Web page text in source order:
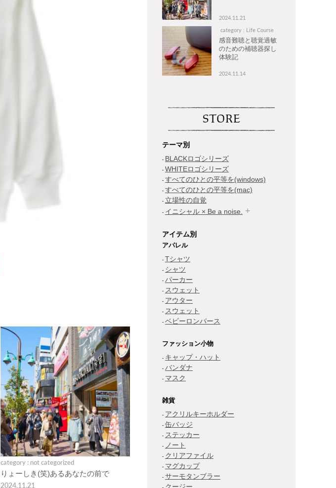
category : not categorized
りょーしき(笑)あるあなたの前で
2024.11.21
2024.11.21
category : Life Course
感音難聴と聴覚過敏
のための補聴器探し
体験記
2024.11.14
STORE
テーマ別
BLACKロゴシリーズ
WHITEロゴシリーズ
すべてのひとの平等を(windows)
すべてのひとの平等を(mac)
立場性の自覚
イニシャル × Be a noise.
アイテム別
アパレル
Tシャツ
シャツ
パーカー
スウェット
アウター
スウェット
ベビーロンパース
ファッション小物
キャップ・ハット
バンダナ
マスク
雑貨
アクリルキーホルダー
缶バッジ
ステッカー
ノート
クリアファイル
マグカップ
サーモタンブラー
クージー